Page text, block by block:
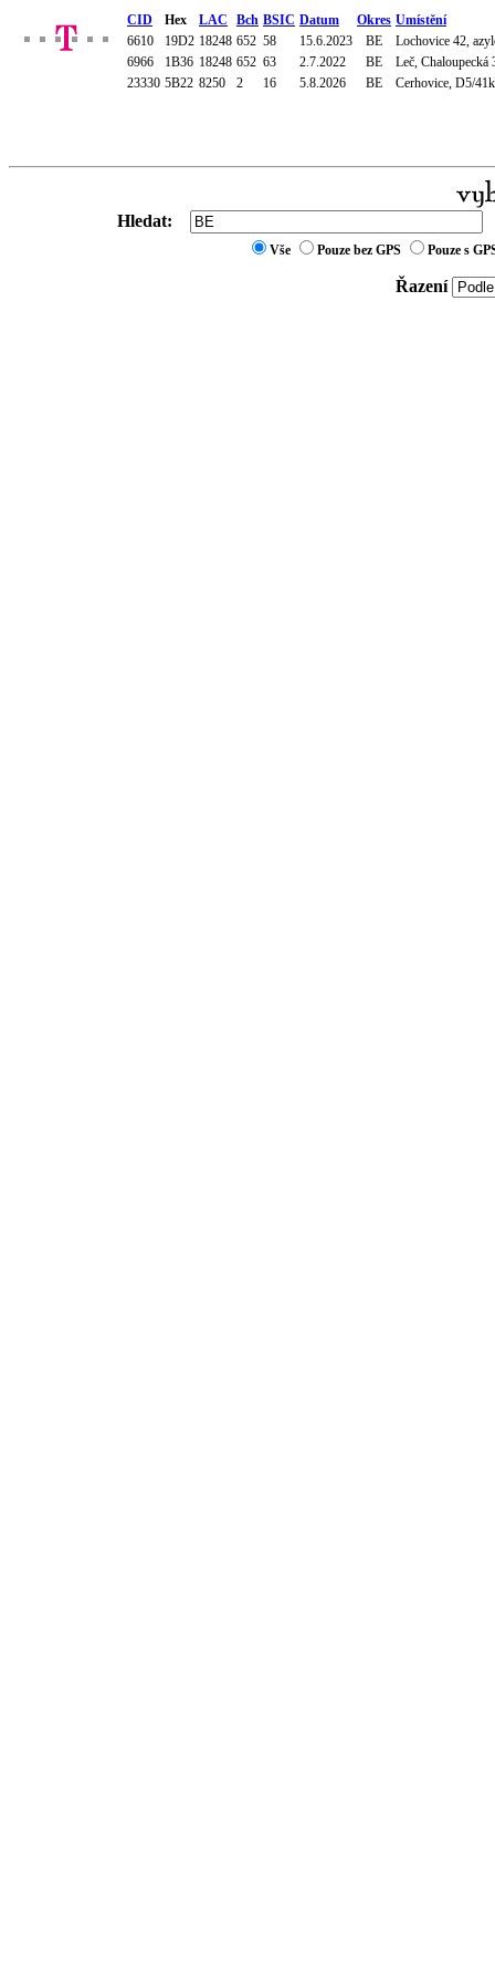
CID Hex LAC Bch BSIC Datum Okres Umístění
6610
19D2 18248 652 58 15.6.2023 BE
Lochovice 42,
6966
1B36 18248 652 63 2.7.2022 BE
Leč,
23330 5B22 8250 2 16 5.8.2026 BE Cerhovice, D5/
Hledat:
Vše Pouze bez GPS Pouze s
Řazení